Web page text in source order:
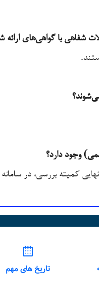
وجود دارد؟
کمیته بررسی، در
تاریخ های مهم